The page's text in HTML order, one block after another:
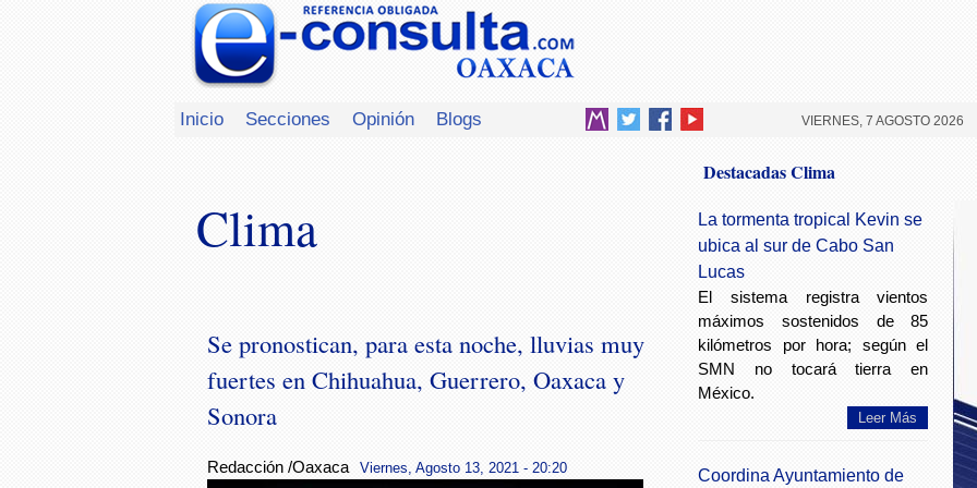
Inicio Secciones Opinión Blogs VIERNES, 7 AGOSTO 2026
Clima
Se pronostican, para esta noche, lluvias muy
fuertes en Chihuahua, Guerrero, Oaxaca y
Sonora
Redacción /Oaxaca Viernes, Agosto 13, 2021 - 20:20
Destacadas Clima
La tormenta tropical Kevin se
ubica al sur de Cabo San
Lucas
El sistema registra vientos
máximos sostenidos de 85
kilómetros por hora; según el
SMN no tocará tierra en
México.
Leer Más
Coordina Ayuntamiento de